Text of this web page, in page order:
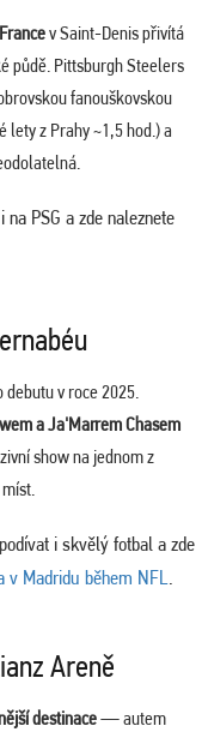
v Saint-Denis přivítá
půdě. Pittsburgh Steelers
fanouškovskou
lety z Prahy ~1,5 hod.) a
PSG a zde naleznete
v roce 2025.
a Ja'Marrem Chasem
show na jednom z
i skvělý fotbal a zde
v Madridu během NFL.
Areně
destinace— autem